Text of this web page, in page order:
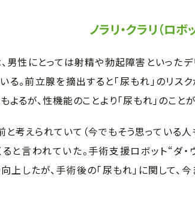
ノラリ・クラリ（ロボ
男性にとっては射精や勃起障害といった
る。前立腺を摘出すると「尿もれ」のリス
るが、性機能のことより「尿もれ」のことが
考えられていて（今でもそう思っている人
と言われていた。手術支援ロボット“ダ・
たが、手術後の「尿もれ」に関して、今